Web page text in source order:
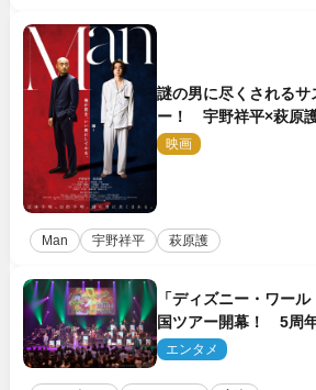
謎の男に尽くされるサ
ー！ 宇野祥平×萩原
ビジュアル解禁
映画
Man 宇野祥平 萩原護
「ディズニー・ワー
国ツアー開幕！ 5周
ト＆クルーズ旅を大
エンタメ